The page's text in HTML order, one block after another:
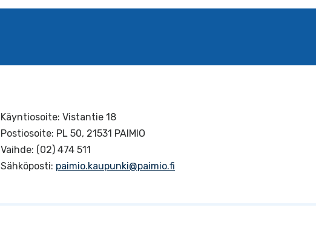
Käyntiosoite: Vistantie 18
Postiosoite: PL 50, 21531 PAIMIO
Vaihde: (02) 474 511
Sähköposti: paimio.kaupunki@paimio.fi